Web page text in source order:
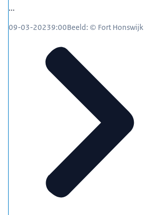
...
09-03-20239:00Beeld: © Fort Honswijk